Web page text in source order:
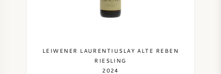
LEIWENER LAURENTIUSLAY ALTE REBEN
RIESLING
2024